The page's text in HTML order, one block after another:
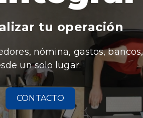
tu operación
nómina, gastos, bancos,
un solo lugar.
CONTACTO